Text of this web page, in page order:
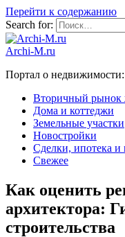
Перейти к содержанию
Search for:
Archi-M.ru
Портал о
Вторичный рынок
Дома и коттеджи
Земельные участки
Новостройки
Сделки, ипотека и
Свежее
Как оценить
архитектора:
строительства